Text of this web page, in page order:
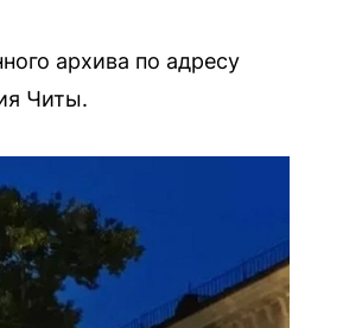
архива по адресу
Читы.